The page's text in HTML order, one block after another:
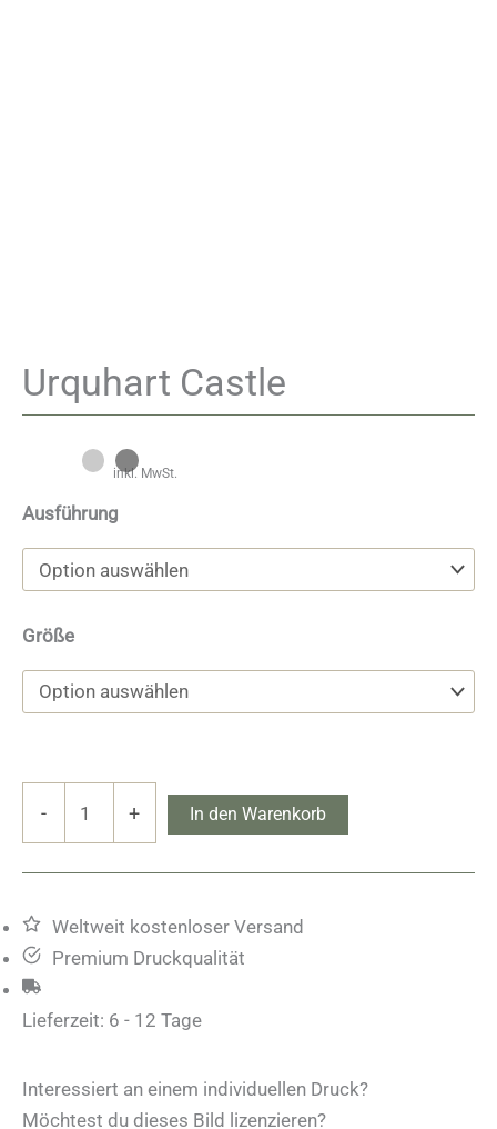
Urquhart Castle
inkl. MwSt.
Ausführung
Größe
- + In den Warenkorb
Weltweit kostenloser Versand
Premium Druckqualität
Lieferzeit: 6 - 12 Tage
Interessiert an einem individuellen Druck?
Möchtest du dieses Bild lizenzieren?